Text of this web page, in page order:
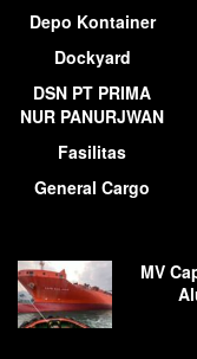
Depo Kontainer
Dockyard
DSN PT PRIMA
NUR PANURJWAN
Fasilitas
General Cargo
MV